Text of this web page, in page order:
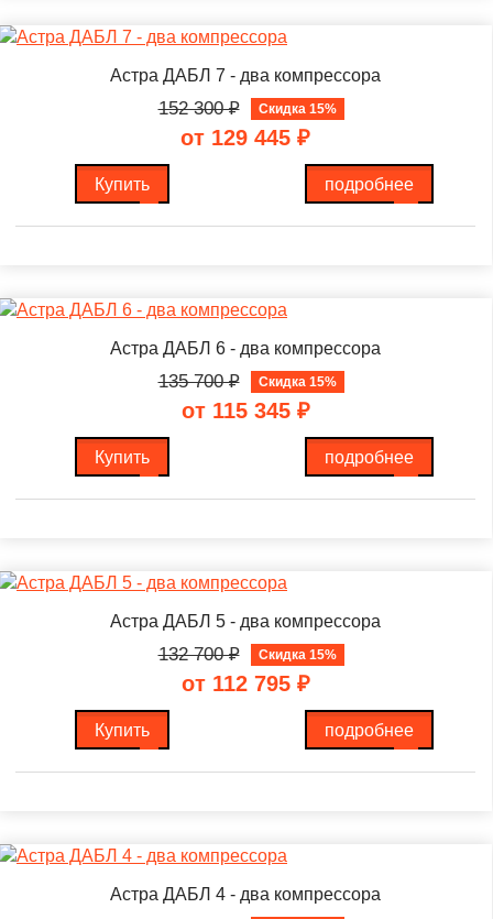
Астра ДАБЛ 7 - два компрессора
152 300₽ Скидка 15%
от 129 445 ₽
Купить подробнее
Астра ДАБЛ 6 - два компрессора
135 700₽ Скидка 15%
от 115 345₽
Купить подробнее
Астра ДАБЛ 5 - два компрессора
132 700₽ Скидка 15%
от 112 795₽
Купить подробнее
Астра ДАБЛ 4 - два компрессора